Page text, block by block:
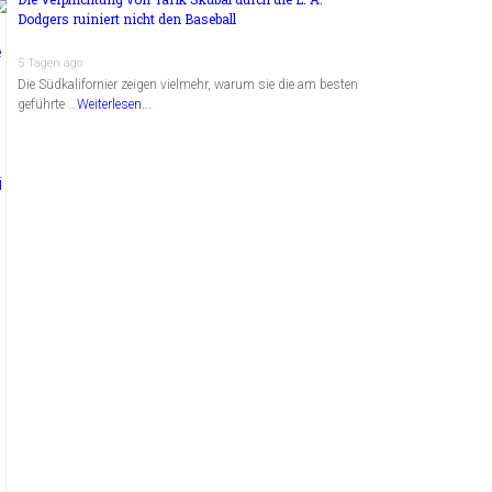
Dodgers ruiniert nicht den Baseball
5 Tagen ago
Die Südkalifornier zeigen vielmehr, warum sie die am besten
geführte …Weiterlesen...